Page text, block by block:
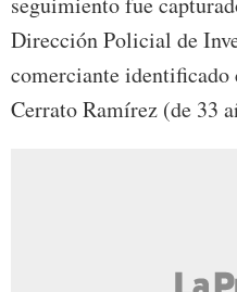
Dirección Policial de
comerciante
Cerrato Ramírez (de 33